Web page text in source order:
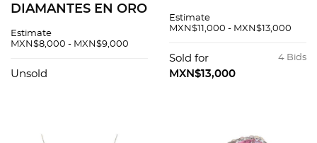
DIAMANTES EN ORO
Una amatista corte
diamantes corte
Estimate
MXN$8,000 - MXN$9,000
Unsold
oval y baguette
Estimate
MXN$11,000 - MXN$13,000
4 Bids
Sold for
MXN$13,000